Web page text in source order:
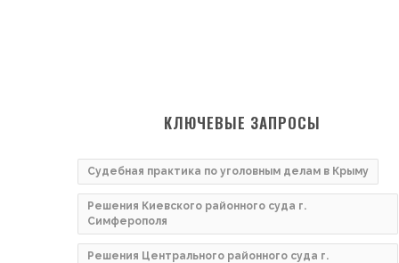
КЛЮЧЕВЫЕ ЗАПРОСЫ
Судебная практика по уголовным делам в Крыму
Решения Киевского районного суда г.
Симферополя
Решения Центрального районного суда г.